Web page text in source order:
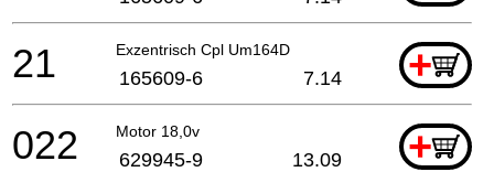
Exzentrisch Cpl Um164D +
21 165609-6 7.14
Motor 18,0v +
022 629945-9 13.09